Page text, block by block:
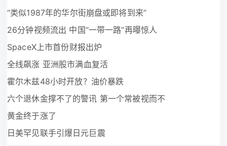
“类似1987年的华尔街崩盘或即将到来”
26分钟视频流出 中国“一带一路”再曝惊人
SpaceX上市首份财报出炉
全线飙涨 亚洲股市满血复活
霍尔木兹48小时开放？油价暴跌
六个退休金撑不了的警讯 第一个常被视而不
黄金终于涨了
日美罕见联手引爆日元巨震